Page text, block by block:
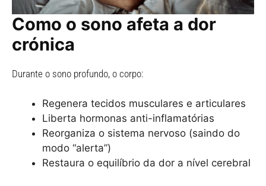
Como o sono afeta a dor
crónica
Durante o sono profundo, o corpo:
Regenera tecidos musculares e articulares
Liberta hormonas anti-inflamatórias
Reorganiza o sistema nervoso (saindo do
modo “alerta”)
Restaura o equilíbrio da dor a nível cerebral